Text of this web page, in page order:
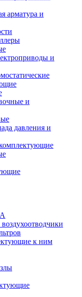
арматура и
и
и
давления и
к ним